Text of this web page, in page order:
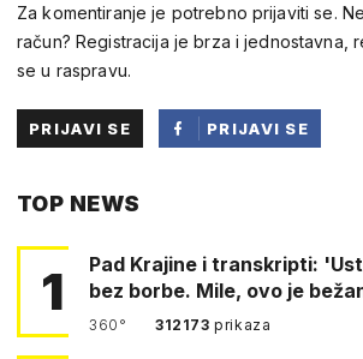
Za komentiranje je potrebno prijaviti se.
račun? Registracija je brza i jednostavna,
se u raspravu.
PRIJAVI SE
PRIJAVI SE
TOP NEWS
1
Pad Krajine i transkripti:
bez borbe. Mile, ovo je
360° 312173prikaza